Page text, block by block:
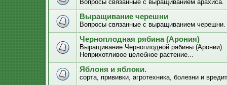
Вопросы связанные с выращиванием арахиса.
Выращивание черешни
Вопросы связанные с выращиванием черешни.
Черноплодная рябина (Арония)
Выращивание Черноплодной рябины (Аронии).
Неприхотливое целебное растение...
Яблоня и яблоки.
сорта, прививки, агротехника, болезни и